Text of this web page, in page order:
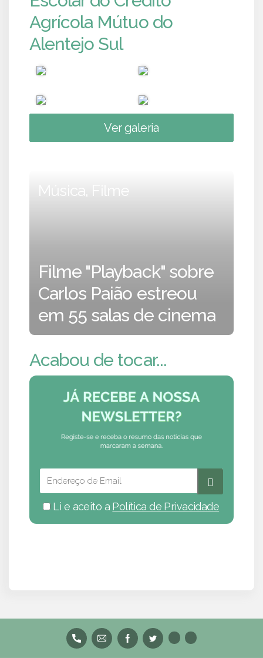
Agrícola Mútuo do
Alentejo Sul
Ver galeria
Música, Filme
Filme "Playback" sobre
Carlos Paião estreou
em 55 salas de cinema
Acabou de tocar...
Li e aceito a Política de Privacidade